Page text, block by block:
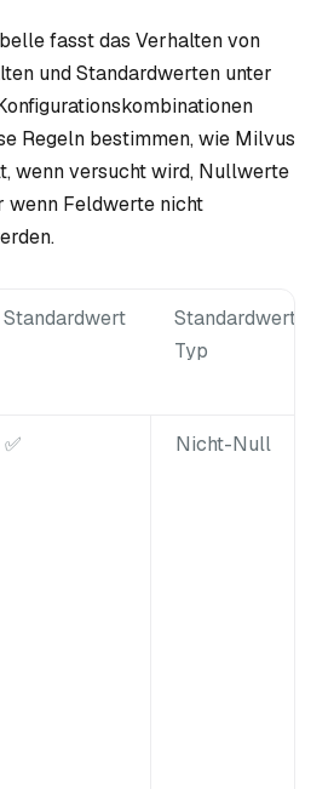
fasst das Verhalten von
und Standardwerten unter
Regeln bestimmen, wie Milvus
wenn versucht wird, Nullwerte
wenn Feldwerte nicht
Standardwert
Standardwert
Typ
✅ Nicht-Null